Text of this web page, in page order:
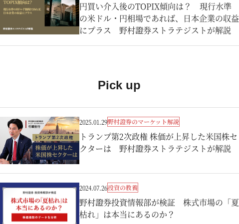
円買い介入後のTOPIX傾向は？ 現行水準
の米ドル・円相場であれば、日本企業の収益
にプラス 野村證券ストラテジストが解説
Pick up
2025.01.29野村證券のマーケット解説
トランプ第2次政権 株価が上昇した米国株セ
クターは 野村證券ストラテジストが解説
2024.07.26投資の教養
野村證券投資情報部が検証 株式市場の「夏
枯れ」は本当にあるのか？